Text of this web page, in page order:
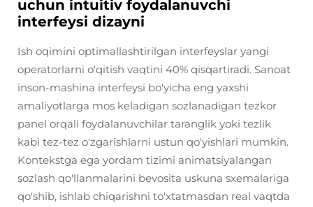
uchun intuitiv foydalanuvchi
interfeysi dizayni
Ish oqimini optimallashtirilgan interfeyslar yangi
operatorlarni o'qitish vaqtini 40% qisqartiradi. Sanoat
inson-mashina interfeysi bo'yicha eng yaxshi
amaliyotlarga mos keladigan sozlanadigan tezkor
panel orqali foydalanuvchilar taranglik yoki tezlik
kabi tez-tez o'zgarishlarni ustun qo'yishlari mumkin.
Kontekstga ega yordam tizimi animatsiyalangan
sozlash qo'llanmalarini bevosita uskuna sxemalariga
qo'shib, ishlab chiqarishni to'xtatmasdan real vaqtda